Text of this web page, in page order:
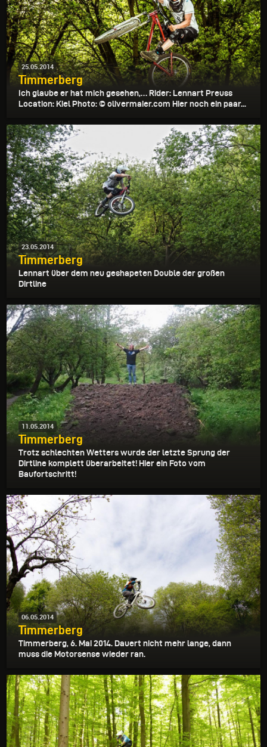
25.05.2014
Timmerberg
Ich glaube er hat mich gesehen,… Rider: Lennart Preuss
Location: Kiel Photo: © olivermaier.com Hier noch ein paar...
23.05.2014
Timmerberg
Lennart über dem neu geshapeten Double der großen
Dirtline
11.05.2014
Timmerberg
Trotz schlechten Wetters wurde der letzte Sprung der
Dirtline komplett überarbeitet! Hier ein Foto vom
Baufortschritt!
06.05.2014
Timmerberg
Timmerberg, 6. Mai 2014. Dauert nicht mehr lange, dann
muss die Motorsense wieder ran.